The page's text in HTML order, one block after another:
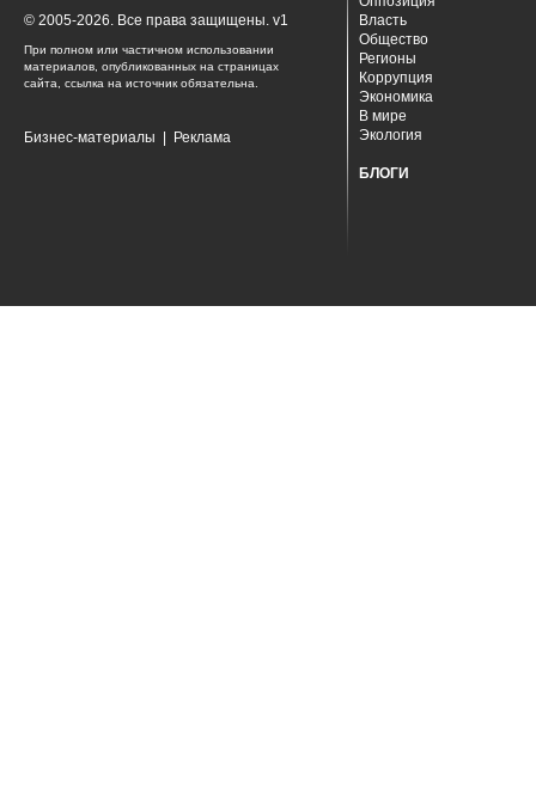
© 2005-2026. Все права защищены. v1
При полном или частичном использовании
материалов, опубликованных на страницах
сайта, ссылка на источник обязательна.
Бизнес-материалы Реклама
Власть
Общество
Регионы
Коррупция
Экономика
В мире
Экология
БЛОГИ